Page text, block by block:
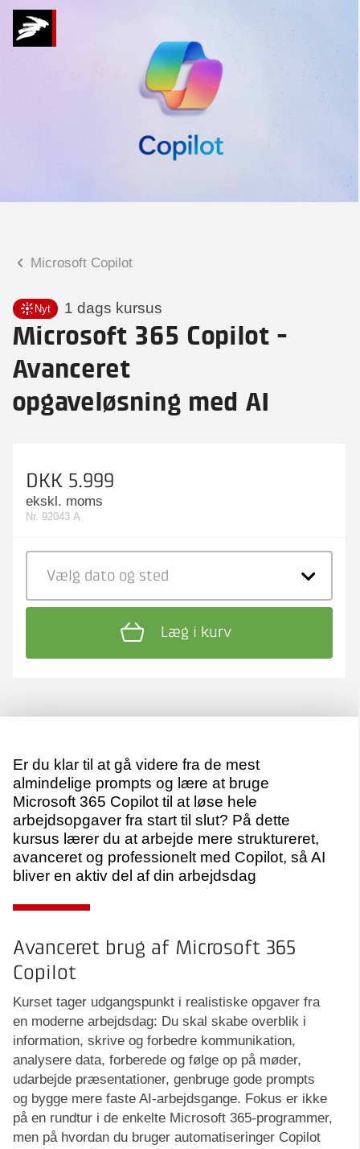
Microsoft Copilot
Nyt 1 dags kursus
Microsoft 365 Copilot -
Avanceret
opgaveløsning med AI
DKK 5.999
ekskl. moms
Nr. 92043 A
Vælg dato og sted
Læg i kurv
Spørgsmål til tilmelding, forplejning,
afholdelsessted m.m.
Christian Ravn Agergaard
Hvad kan vi hjælpe
dig med?
Er du klar til at gå videre fra de mest
almindelige prompts og lære at bruge
Microsoft 365 Copilot til at løse hele
arbejdsopgaver fra start til slut? På dette
kursus lærer du at arbejde mere struktureret,
avanceret og professionelt med Copilot, så AI
bliver en aktiv del af din arbejdsdag
Avanceret brug af Microsoft 365
Copilot
Kurset tager udgangspunkt i realistiske opgaver fra
en moderne arbejdsdag: Du skal skabe overblik i
information, skrive og forbedre kommunikation,
analysere data, forberede og følge op på møder,
udarbejde præsentationer, genbruge gode prompts
og bygge mere faste AI-arbejdsgange. Fokus er ikke
på en rundtur i de enkelte Microsoft 365-programmer,
men på hvordan du bruger automatiseringer Copilot